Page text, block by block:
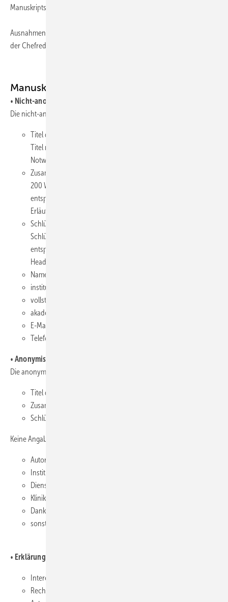
Manuskriptseite
Ausnahmen hinsichtlich Beitragslänge sind ggf. nach Rücksprache mit
der Chefredaktion möglich.
Manuskriptgestaltung
• Nicht-anonymisierte Titelseite
Die nicht-anonymisierte Titelseite enthält:
Titel des Beitrags (deutsch und englisch), Abkürzungen sind im
Titel möglichst zu vermeiden bzw. bei unbedingter
Notwenigkeit zu erläutern,
Zusammenfassung/Abstract (deutsch und englisch), maximal
200 Wörter, Abkürzungen in der Zusammenfassung sind
entsprechend zu erläutern (Ausnahme: Abkürzung und
Erläuterung steht bereits im Titel),
Schlüsselwörter/Keywords (deutsch und englisch), 3 bis 6
Schlüsselwörter, Abkürzungen sind zu vermeiden, außer sie
entsprechen der MeSH-Nomenklatur (Medical Subject
Headings),
Namen der Autorinnen und Autoren,
institutionelle Zugehörigkeiten,
vollständige Anschrift des korrespondierenden Autors,
akademischer Grad,
E-Mail-Adresse,
Telefonnummer.
• Anonymisierte Titelseite
Die anonymisierte Titelseite enthält:
Titel des Beitrags (deutsch und englisch),
Zusammenfassung/Abstract (deutsch und englisch),
Schlüsselwörter/Keywords (deutsch und englisch), 3-6 Stück
Keine Angaben zu:
Autoren,
Institutionen,
Dienstorten,
Kliniken,
Danksagungen,
sonstigen identifizierenden Angaben.
• Erklärungen zu:
Interessenkonflikten,
Rechteeinräumung,